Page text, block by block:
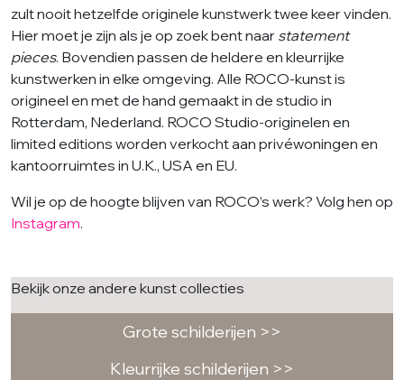
zult nooit hetzelfde originele kunstwerk twee keer vinden.
Hier moet je zijn als je op zoek bent naar statement
pieces. Bovendien passen de heldere en kleurrijke
kunstwerken in elke omgeving. Alle ROCO-kunst is
origineel en met de hand gemaakt in de studio in
Rotterdam, Nederland. ROCO Studio-originelen en
limited editions worden verkocht aan privéwoningen en
kantoorruimtes in U.K., USA en EU.
Wil je op de hoogte blijven van ROCO’s werk? Volg hen op
Instagram.
Bekijk onze andere kunst collecties
Grote schilderijen >>
Kleurrijke schilderijen >>